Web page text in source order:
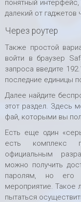
понятный
далекий от гаджетов
Через роутер
Также простой
войти в браузер
запроса введите
последние единицы
Далее найдите
этот раздел. Здесь
фай, которыми вы
Есть еще один
есть комплекс
официальным
можно получить
паролям, но его
мероприятие. Такое
пытаться